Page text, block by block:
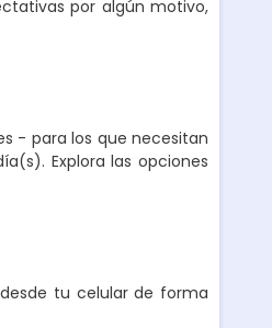
por algún motivo,
- para los que necesitan
Explora las opciones
tu celular de forma